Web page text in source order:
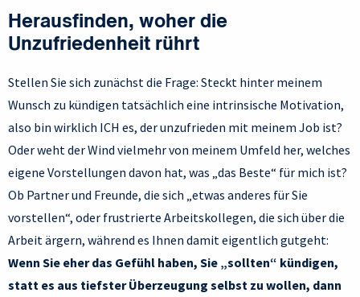
Herausfinden, woher die
Unzufriedenheit rührt
Stellen Sie sich zunächst die Frage: Steckt hinter meinem
Wunsch zu kündigen tatsächlich eine intrinsische Motivation,
also bin wirklich ICH es, der unzufrieden mit meinem Job ist?
Oder weht der Wind vielmehr von meinem Umfeld her, welches
eigene Vorstellungen davon hat, was „das Beste“ für mich ist?
Ob Partner und Freunde, die sich „etwas anderes für Sie
vorstellen“, oder frustrierte Arbeitskollegen, die sich über die
Arbeit ärgern, während es Ihnen damit eigentlich gutgeht:
Wenn Sie eher das Gefühl haben, Sie „sollten“ kündigen,
statt es aus tiefster Überzeugung selbst zu wollen, dann